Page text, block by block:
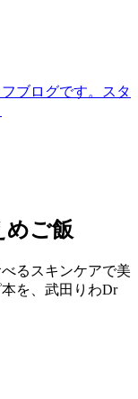
ブログです。スタ
めご飯
るスキンケアで美
を、武田りわDr